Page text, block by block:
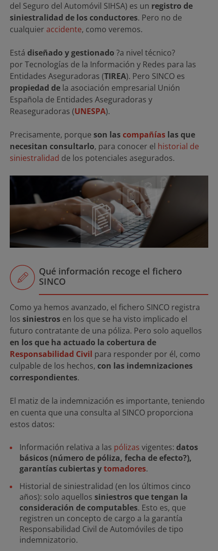
del Seguro del Automóvil SIHSA) es un registro de
siniestralidad de los conductores. Pero no de
cualquier accidente, como veremos.
Está diseñado y gestionado ?a nivel técnico?
por Tecnologías de la Información y Redes para las
Entidades Aseguradoras (TIREA). Pero SINCO es
propiedad de la asociación empresarial Unión
Española de Entidades Aseguradoras y
Reaseguradoras (UNESPA).
Precisamente, porque son lascompañías las que
necesitan consultarlo, para conocer el historial de
siniestralidad de los potenciales asegurados.
Qué información recoge el fichero
SINCO
Como ya hemos avanzado, el fichero SINCO registra
los siniestros en los que se ha visto implicado el
futuro contratante de una póliza. Pero solo aquellos
en los que ha actuado la cobertura de
Responsabilidad Civil para responder por él, como
culpable de los hechos, con las indemnizaciones
correspondientes.
El matiz de la indemnización es importante, teniendo
en cuenta que una consulta al SINCO proporciona
estos datos:
Información relativa a las pólizas vigentes: datos
básicos (número de póliza, fecha de efecto?),
garantías cubiertas ytomadores.
Historial de siniestralidad (en los últimos cinco
años): solo aquellos siniestros que tengan la
consideración de computables. Esto es, que
registren un concepto de cargo a la garantía
Responsabilidad Civil de Automóviles de tipo
indemnizatorio.